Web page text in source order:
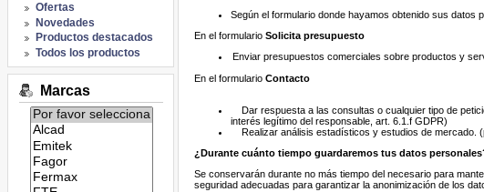
Ofertas
Novedades
Productos destacados
Todos los productos
Marcas
Listado
de
marcas:
Según el formulario donde hayamos obtenido sus datos
En el formulario Solicita presupuesto
Enviar presupuestos comerciales sobre productos y
En el formulario Contacto
Dar respuesta a las consultas o cualquier tipo de
interés legítimo del responsable, art. 6.1.f GDPR)
Realizar análisis estadísticos y estudios de mercado.
¿Durante cuánto tiempo guardaremos tus datos
Se conservarán durante no más tiempo del necesario para
seguridad adecuadas para garantizar la anonimización de los